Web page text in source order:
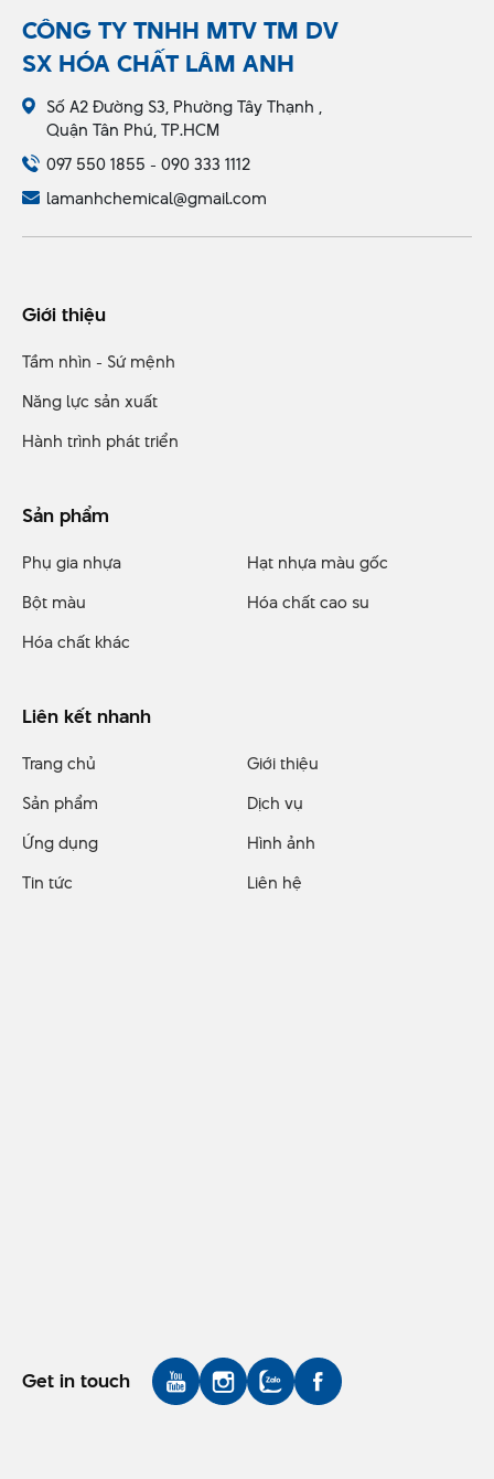
CÔNG TY TNHH MTV TM DV
SX HÓA CHẤT LÂM ANH
Số A2 Đường S3, Phường Tây Thạnh ,
Quận Tân Phú, TP.HCM
097 550 1855 - 090 333 1112
lamanhchemical@gmail.com
Giới thiệu
Tầm nhìn - Sứ mệnh
Năng lực sản xuất
Hành trình phát triển
Sản phẩm
Phụ gia nhựa
Hạt nhựa màu gốc
Bột màu
Hóa chất cao su
Hóa chất khác
Liên kết nhanh
Trang chủ
Giới thiệu
Sản phẩm
Dịch vụ
Ứng dụng
Hình ảnh
Tin tức
Liên hệ
Get in touch